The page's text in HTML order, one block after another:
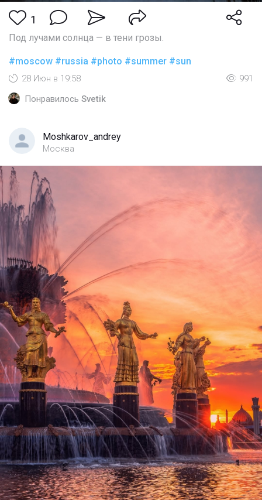
1
Под лучами солнца — в тени грозы.
#moscow #russia #photo #summer #sun
28 Июн в 19:58
991
Понравилось Svetik
Moshkarov_andrey
Москва